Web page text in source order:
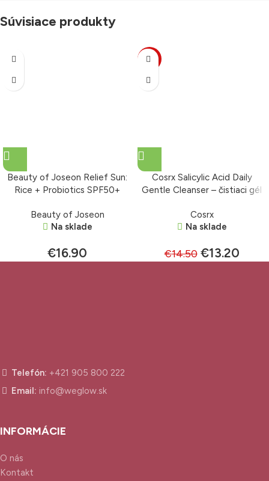
Súvisiace produkty
Beauty of Joseon Relief Sun:
Rice + Probiotics SPF50+
faktorom 50 ml
Beauty of Joseon
Na sklade
€16.90
-9%
Cosrx Salicylic Acid Daily
Gentle Cleanser – čistiaci gél
Cosrx
Na sklade
€14.50 €13.20
Telefón: +421 905 800 222
Email: info@weglow.sk
INFORMÁCIE
O nás
Kontakt